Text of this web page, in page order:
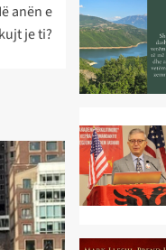
anën e
kujt je ti?